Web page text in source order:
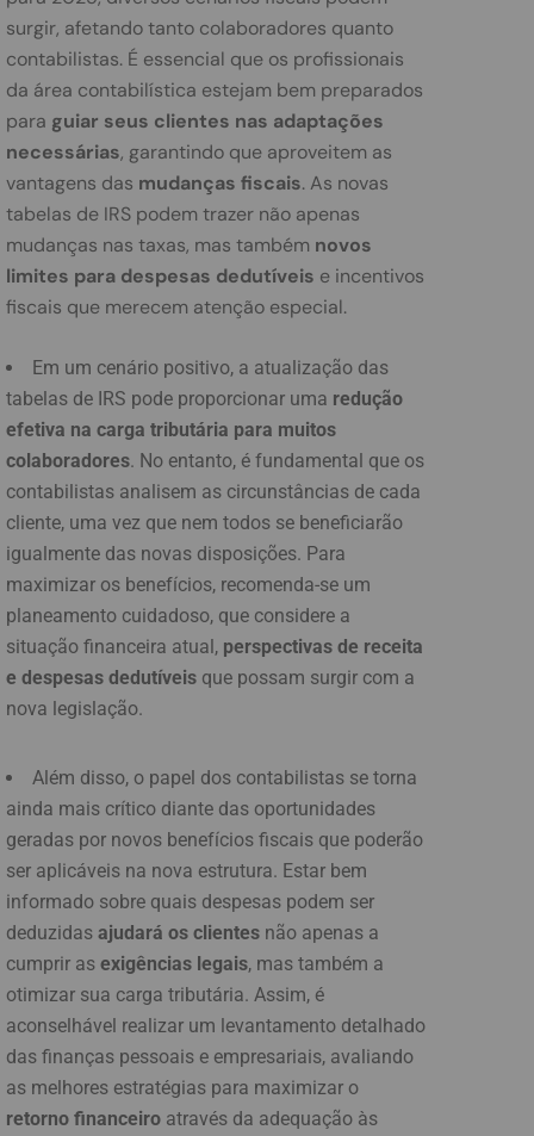
surgir, afetando tanto colaboradores quanto
contabilistas. É essencial que os profissionais
da área contabilística estejam bem preparados
para guiar seus clientes nas adaptações
necessárias, garantindo que aproveitem as
vantagens das mudanças fiscais. As novas
tabelas de IRS podem trazer não apenas
mudanças nas taxas, mas também novos
limites para despesas dedutíveis e incentivos
fiscais que merecem atenção especial.
Em um cenário positivo, a atualização das
tabelas de IRS pode proporcionar uma redução
efetiva na carga tributária para muitos
colaboradores. No entanto, é fundamental que os
contabilistas analisem as circunstâncias de cada
cliente, uma vez que nem todos se beneficiarão
igualmente das novas disposições. Para
maximizar os benefícios, recomenda-se um
planeamento cuidadoso, que considere a
situação financeira atual, perspectivas de receita
e despesas dedutíveis que possam surgir com a
nova legislação.
Além disso, o papel dos contabilistas se torna
ainda mais crítico diante das oportunidades
geradas por novos benefícios fiscais que poderão
ser aplicáveis na nova estrutura. Estar bem
informado sobre quais despesas podem ser
deduzidas ajudará os clientes não apenas a
cumprir as exigências legais, mas também a
otimizar sua carga tributária. Assim, é
aconselhável realizar um levantamento detalhado
das finanças pessoais e empresariais, avaliando
as melhores estratégias para maximizar o
retorno financeiro através da adequação às